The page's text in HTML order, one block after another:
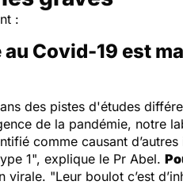
:
Covid-19 est
des pistes d'études
de la pandémie, notre
comme causant
1", explique le Pr Abel.
virale. "Leur boulot c’est